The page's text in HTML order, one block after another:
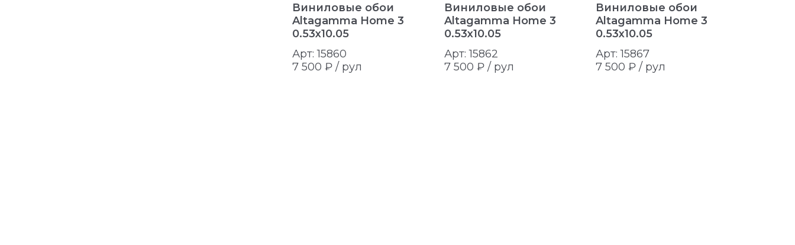
Виниловые обои
Altagamma Home 3
0.53x10.05
Арт: 15860
7 500 ₽ / рул
Виниловые обои
Altagamma Home 3
0.53x10.05
Арт: 15862
7 500 ₽ / рул
Виниловые обои
Altagamma Home 3
0.53x10.05
Арт: 15867
7 500 ₽ / рул